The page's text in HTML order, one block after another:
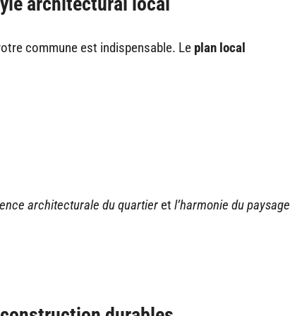
commune est indispensable. Le plan local
architecturale du quartier et l’harmonie du paysage